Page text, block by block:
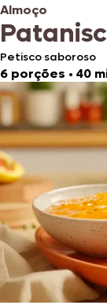
Almoço
Petisco saboroso
6 porções • 40